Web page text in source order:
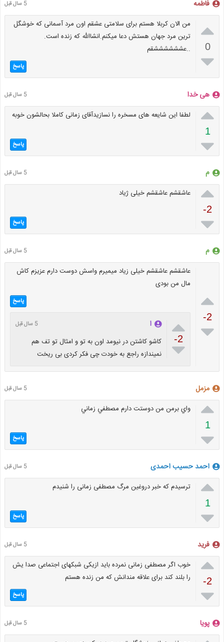
فاطمه 5 سال قبل

0

من الان کربلا هستم برای سلامتی عشقم اون مرد آسمانی که خوشگل
ترین مرد جهان هستش دعا میکنم.انشاالله که زنده است.
..عششششششقم
پاسخ
هی خدا 5 سال قبل

1

لطفا این شایعه های مسخره را نسازیدآقای زمانی کاملا بحالشون خوبه
پاسخ
م 5 سال قبل

-2

عاشقشم عاشقشم خیلی ژیاد
پاسخ
م 5 سال قبل

-2

عاشقشم عاشقشم خیلی زیاد میمیرم واسش دوست دارم عزیزم کاش
مال من بودی
پاسخ

-2

ا 5 سال قبل
کاشو کاشتن در نیومد اون به تو و امثال تو تف هم
نمیندازه راجع به خودت چی فکر کردی بی ریخت
مزمل 5 سال قبل

1

واي برمن من دوستت دارم مصطفي زماني
پاسخ
احمد حسیب احمدی 5 سال قبل

1

ترسیدم که خبر دروغین مرگ مصطفی زمانی را شنیدم
پاسخ
فرید 5 سال قبل

-2

خوب اگر مصطفی زمانی نمرده باید ازیکی شبکهای اجتماعی صدا یش
را بلند کند برای علاقه مندانش که من زنده هستم
پاسخ
پویا 5 سال قبل